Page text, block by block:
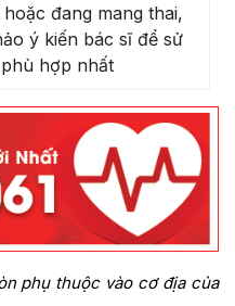
đang mang thai,
ý kiến bác sĩ để sử
hợp nhất
phụ thuộc vào cơ địa của